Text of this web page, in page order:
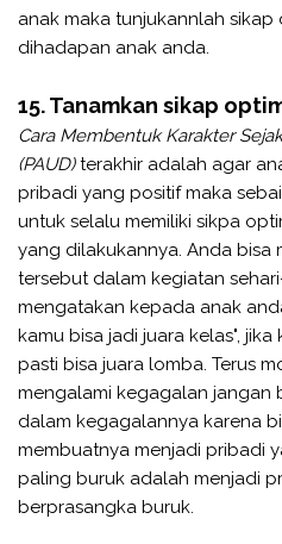
anak maka tunjukannlah
dihadapan anak anda.
15. Tanamkan sikap
Cara Membentuk Karakter
(PAUD)terakhir adalah agar
pribadi yang positif maka
untuk selalu memiliki sikpa
yang dilakukannya. Anda bisa
tersebut dalam kegiatan
mengatakan kepada anak
kamu bisa jadi juara kelas",
pasti bisa juara lomba. Terus
mengalami kegagalan jangan
dalam kegagalannya karena
membuatnya menjadi pribadi
paling buruk adalah menjadi
berprasangka buruk.